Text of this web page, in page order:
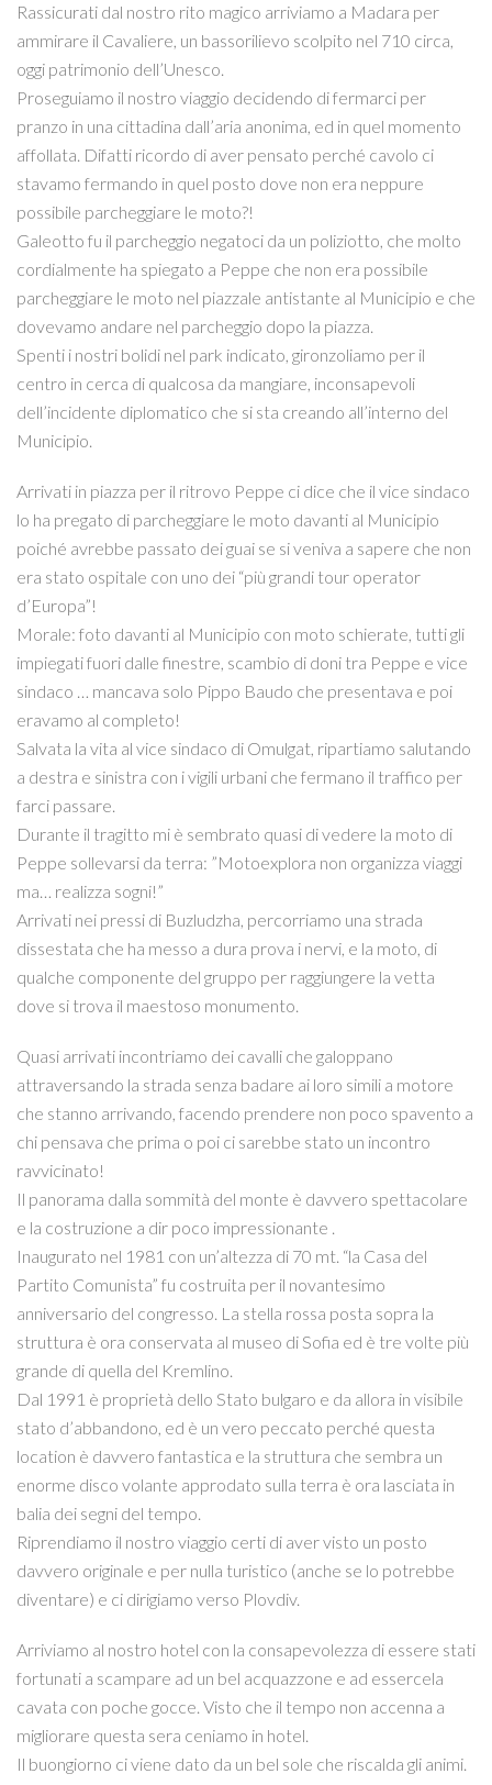
Rassicurati dal nostro rito magico arriviamo a Madara per
ammirare il Cavaliere, un bassorilievo scolpito nel 710 circa,
oggi patrimonio dell’Unesco.
Proseguiamo il nostro viaggio decidendo di fermarci per
pranzo in una cittadina dall’aria anonima, ed in quel momento
affollata. Difatti ricordo di aver pensato perché cavolo ci
stavamo fermando in quel posto dove non era neppure
possibile parcheggiare le moto?!
Galeotto fu il parcheggio negatoci da un poliziotto, che molto
cordialmente ha spiegato a Peppe che non era possibile
parcheggiare le moto nel piazzale antistante al Municipio e che
dovevamo andare nel parcheggio dopo la piazza.
Spenti i nostri bolidi nel park indicato, gironzoliamo per il
centro in cerca di qualcosa da mangiare, inconsapevoli
dell’incidente diplomatico che si sta creando all’interno del
Municipio.
Arrivati in piazza per il ritrovo Peppe ci dice che il vice sindaco
lo ha pregato di parcheggiare le moto davanti al Municipio
poiché avrebbe passato dei guai se si veniva a sapere che non
era stato ospitale con uno dei “più grandi tour operator
d’Europa”!
Morale: foto davanti al Municipio con moto schierate, tutti gli
impiegati fuori dalle finestre, scambio di doni tra Peppe e vice
sindaco … mancava solo Pippo Baudo che presentava e poi
eravamo al completo!
Salvata la vita al vice sindaco di Omulgat, ripartiamo salutando
a destra e sinistra con i vigili urbani che fermano il traffico per
farci passare.
Durante il tragitto mi è sembrato quasi di vedere la moto di
Peppe sollevarsi da terra: ”Motoexplora non organizza viaggi
ma… realizza sogni!”
Arrivati nei pressi di Buzludzha, percorriamo una strada
dissestata che ha messo a dura prova i nervi, e la moto, di
qualche componente del gruppo per raggiungere la vetta
dove si trova il maestoso monumento.
Quasi arrivati incontriamo dei cavalli che galoppano
attraversando la strada senza badare ai loro simili a motore
che stanno arrivando, facendo prendere non poco spavento a
chi pensava che prima o poi ci sarebbe stato un incontro
ravvicinato!
Il panorama dalla sommità del monte è davvero spettacolare
e la costruzione a dir poco impressionante .
Inaugurato nel 1981 con un’altezza di 70 mt. “la Casa del
Partito Comunista” fu costruita per il novantesimo
anniversario del congresso. La stella rossa posta sopra la
struttura è ora conservata al museo di Sofia ed è tre volte più
grande di quella del Kremlino.
Dal 1991 è proprietà dello Stato bulgaro e da allora in visibile
stato d’abbandono, ed è un vero peccato perché questa
location è davvero fantastica e la struttura che sembra un
enorme disco volante approdato sulla terra è ora lasciata in
balia dei segni del tempo.
Riprendiamo il nostro viaggio certi di aver visto un posto
davvero originale e per nulla turistico (anche se lo potrebbe
diventare) e ci dirigiamo verso Plovdiv.
Arriviamo al nostro hotel con la consapevolezza di essere stati
fortunati a scampare ad un bel acquazzone e ad essercela
cavata con poche gocce. Visto che il tempo non accenna a
migliorare questa sera ceniamo in hotel.
Il buongiorno ci viene dato da un bel sole che riscalda gli animi.